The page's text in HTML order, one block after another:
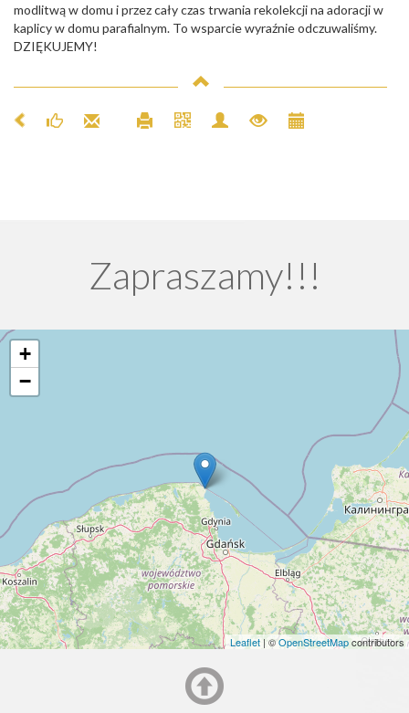
modlitwą w domu i przez cały czas trwania rekolekcji na adoracji w
kaplicy w domu parafialnym. To wsparcie wyraźnie odczuwaliśmy.
DZIĘKUJEMY!
Zapraszamy!!!
+
−
Leaflet | ©OpenStreetMapcontributors